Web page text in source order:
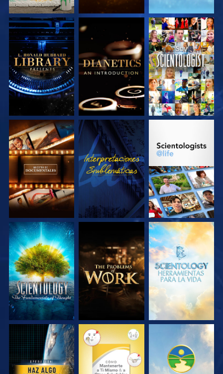
EXPLORA LAS
SERIES
EXPLORA LAS
SERIES
VE
EXPLORA LAS
SERIES
VE
EXPLORA LAS
EXPLORA LAS
SERIES
EXPLORA LAS
SERIES
EXPLORA LAS
SERIES
VE VE VE